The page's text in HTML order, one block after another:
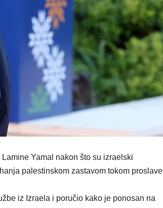
Yamal nakon što su izraelski
palestinskom zastavom tokom proslave
iz Izraela i poručio kako je ponosan na